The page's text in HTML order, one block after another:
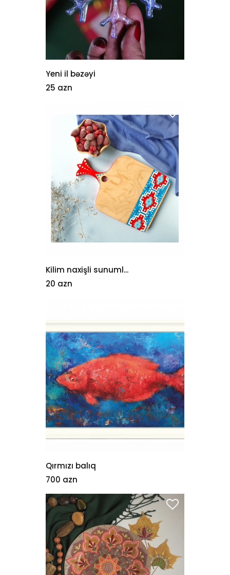
Yeni il bəzəyi
25 azn
Kilim naxişli sunuml...
20 azn
Qırmızı balıq
700 azn